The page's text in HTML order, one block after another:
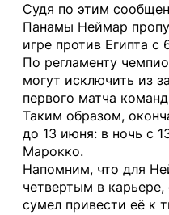
Судя по этим
Панамы Неймар
игре против Египта с
По регламенту
могут исключить из
первого матча
Таким образом,
до 13 июня: в ночь с
Марокко.
Напомним, что для
четвертым в
сумел привести её к